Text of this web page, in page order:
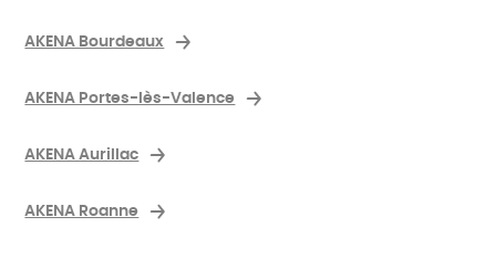
AKENA Bourdeaux
AKENA Portes-lès-Valence
AKENA Aurillac
AKENA Roanne